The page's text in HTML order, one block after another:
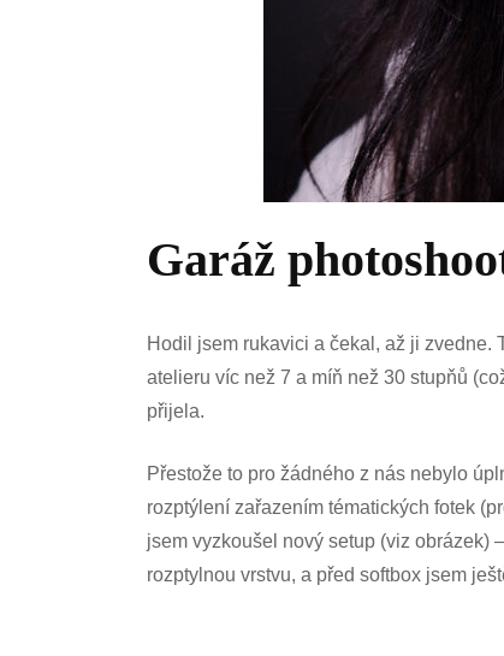
Garáž
Hodil jsem rukavici a čekal, až ji zvedne.
atelieru víc než 7 a míň než 30 stupňů
přijela.
Přestože to pro žádného z nás nebylo
rozptýlení zařazením tématických fotek
jsem vyzkoušel nový setup (viz obrázek)
rozptylnou vrstvu, a před softbox jsem